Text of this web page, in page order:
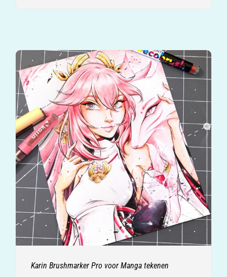
Karin Brushmarker Pro voor Manga tekenen